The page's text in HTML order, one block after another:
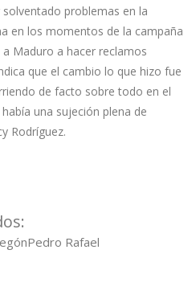
problemas en la
en los momentos de la campaña
Maduro a hacer reclamos
que el cambio lo que hizo fue
de facto sobre todo en el
una sujeción plena de
Rodríguez.
Pedro Rafael